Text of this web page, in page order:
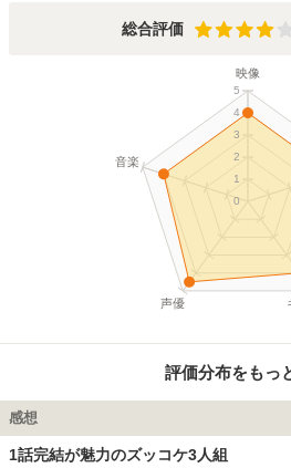
ち前の前向きな元気さと、熱い友情で困難に
総合評価
映像
声優
音楽
0
1
2
3
4
5
評価分布をもっ
感想
1話完結が魅力のズッコケ3人組